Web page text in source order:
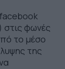
στις φωνές
το μέσο
της